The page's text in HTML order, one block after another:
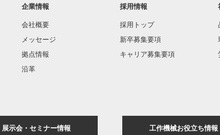
企業情報
会社概要
メッセージ
拠点情報
沿革
採用情報
採用トップ
新卒募集要項
キャリア募集要項
展示会・セミナー情報 工作機械お役立ち情報